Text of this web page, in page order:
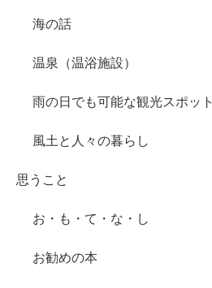
海の話
温泉（温浴施設）
雨の日でも可能な観光スポット
風土と人々の暮らし
思うこと
お・も・て・な・し
お勧めの本